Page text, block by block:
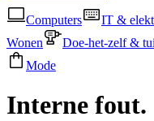
Computers
IT &
Wonen
Doe-het-zelf &
Mode
Interne fout.